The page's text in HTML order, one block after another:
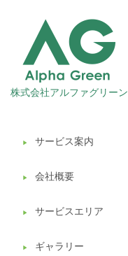
株式会社アルファグリーン
▶︎ サービス案内
▶︎ 会社概要
▶︎ サービスエリア
▶︎ ギャラリー
観葉植物レンタル
壁面緑化
ギフト販売
造園ガーデニング